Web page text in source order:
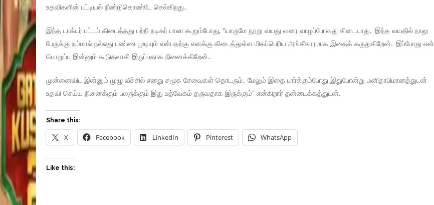
உதவிகளின் பட்டியல் நீண்டுகொண்டே செல்கிறது..
இந்த டாக்டர் பட்டம் கிடைத்தது பற்றி நடிகர் பாலா கூறும்போது, “யாருமே நூறு வயது வரை வாழப்போவது கிடையாது.. இந்த வயதில் நாலு
பேருக்கு நம்மால் நல்லது பண்ண முடியும் என்பதற்கு எனக்கு கிடைத்துள்ள மிகப்பெரிய அங்கீகாரமாக இதைக் கருதுகிறேன்.. இப்போது என்
பொறுப்பு இன்னும் கூடுதலாகி இருப்பதாக நினைக்கிறேன்..
முன்னைவிட இன்னும் முழு வீச்சில் எனது சமூக சேவைகள் தொடரும்.. மேலும் இதை பார்க்கும்போது இதுபோன்று மனிதாபிமானத்துடன்
உதவி செய்ய நினைக்கும் பலருக்கும் இது உத்வேகம் தருவதாக இருக்கும்” என்கிறார் தன்னடக்கத்துடன்.
Share this:
X Facebook LinkedIn Pinterest WhatsApp
Like this: